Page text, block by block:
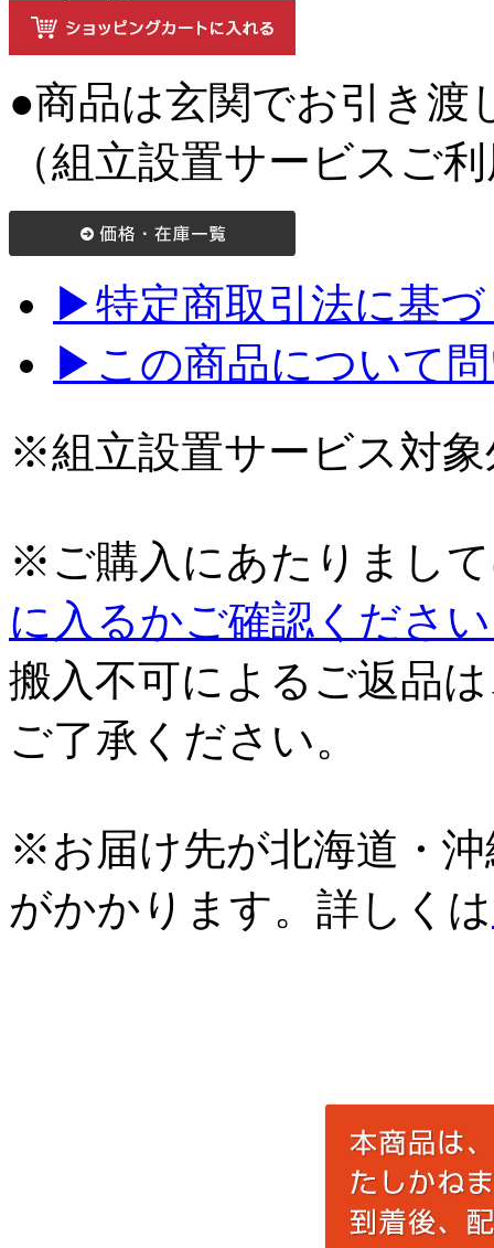
●商品は玄関でお引き渡
（組立設置サービスご
▶特定商取引法に基
▶この商品について
※組立設置サービス対象
※ご購入にあたりまし
に入るかご確認くださ
搬入不可によるご返品
ご了承ください。
※お届け先が北海道・
がかかります。詳しくは